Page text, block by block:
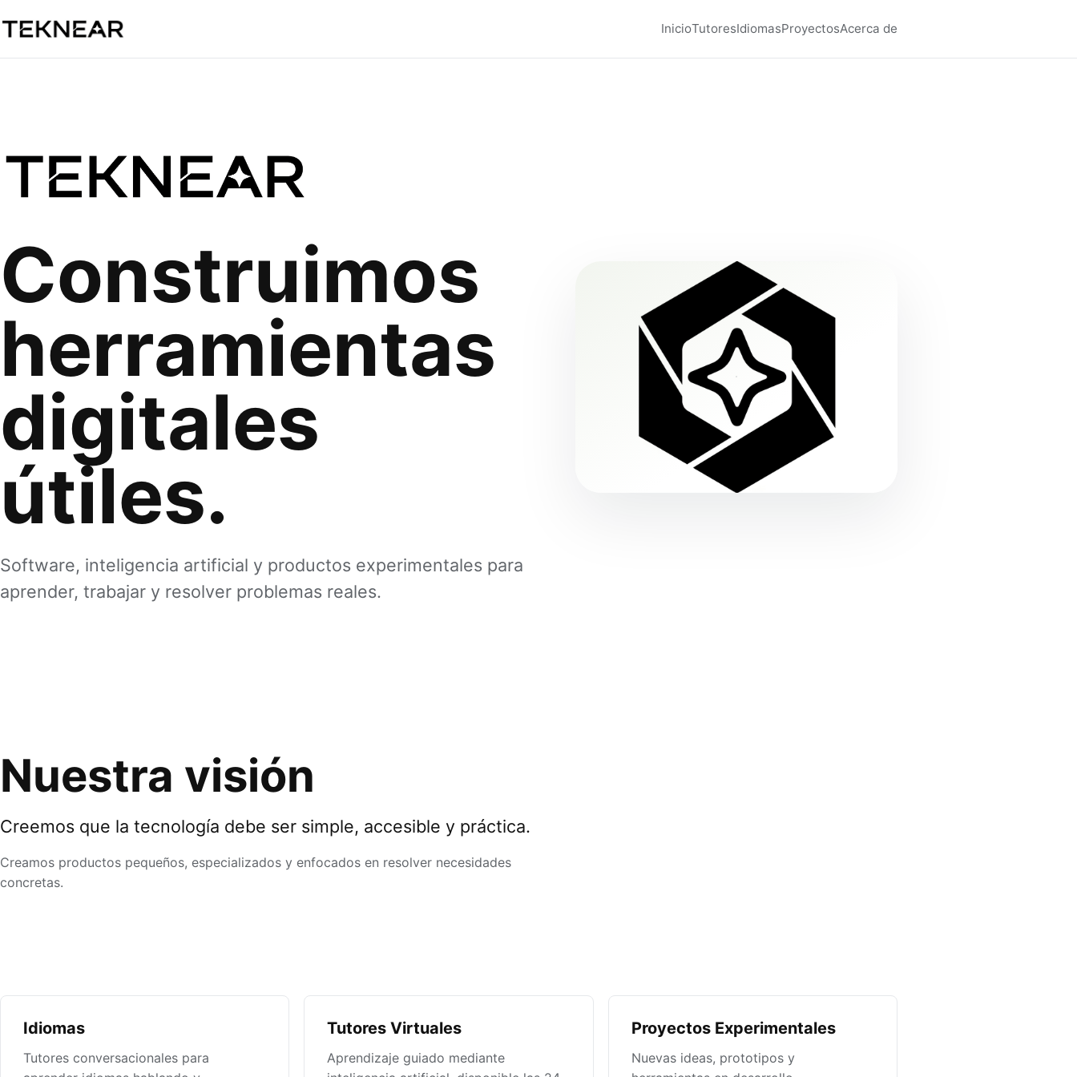
InicioTutoresIdiomasProyectosAcerca de
Construimos
herramientas
digitales
útiles.
Software, inteligencia artificial y productos experimentales para
aprender, trabajar y resolver problemas reales.
Nuestra visión
Creemos que la tecnología debe ser simple, accesible y práctica.
Creamos productos pequeños, especializados y enfocados en resolver necesidades
concretas.
Idiomas
Tutores conversacionales para
Tutores Virtuales
Aprendizaje guiado mediante
Proyectos Experimentales
Nuevas ideas, prototipos y